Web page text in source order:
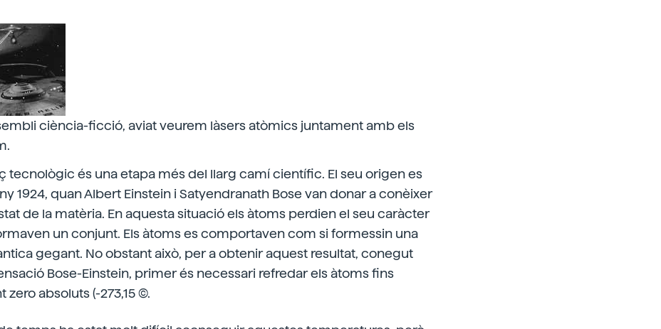
ciència-ficció, aviat veurem làsers atòmics juntament amb els
tecnològic és una etapa més del llarg camí científic. El seu origen es
1924, quan Albert Einstein i Satyendranath Bose van donar a conèixer
de la matèria. En aquesta situació els àtoms perdien el seu caràcter
un conjunt. Els àtoms es comportaven com si formessin una
gegant. No obstant això, per a obtenir aquest resultat, conegut
Bose-Einstein, primer és necessari refredar els àtoms fins
absoluts (-273,15 (C).